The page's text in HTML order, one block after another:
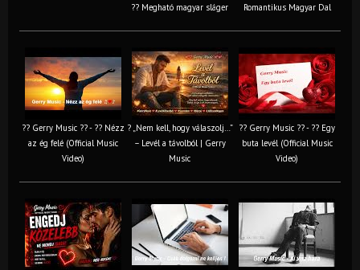
?? Megható magyar sláger
Romantikus Magyar Dal
?? Gerry Music ?? - ?? Nézz
az ég felé (Official Music
Video)
? „Nem kell, hogy válaszolj…”
– Levél a távolból | Gerry
Music
?? Gerry Music ?? - ?? Egy
buta levél (Official Music
Video)